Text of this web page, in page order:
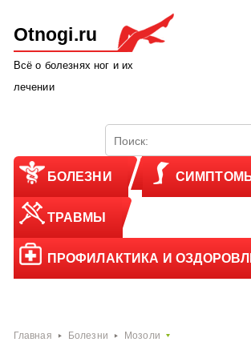
Otnogi.ru
Всё о болезнях ног и их
лечении
БОЛЕЗНИ
ТРАВМЫ
ПРОФИЛАКТИКА И
Главная Болезни Мозоли